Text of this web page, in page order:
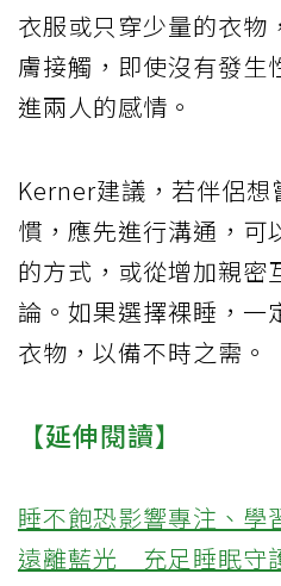
衣服或只穿少量的衣物
膚接觸，即使沒有發生
進兩人的感情。
Kerner建議，若伴侶想
慣，應先進行溝通，可
的方式，或從增加親密
論。如果選擇裸睡，一
衣物，以備不時之需。
【延伸閱讀】
睡不飽恐影響專注、學
遠離藍光 充足睡眠守